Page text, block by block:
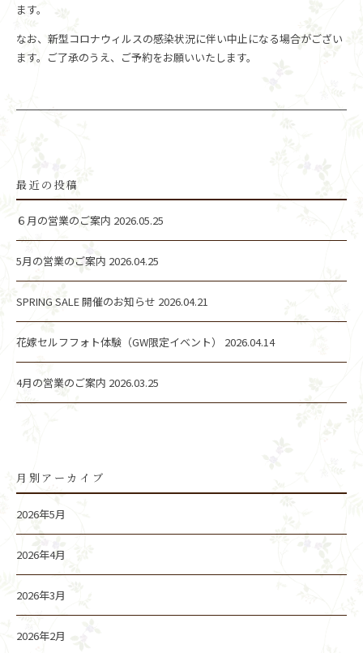
ます。
なお、新型コロナウィルスの感染状況に伴い中止になる場合がござい
ます。ご了承のうえ、ご予約をお願いいたします。
最近の投稿
６月の営業のご案内 2026.05.25
5月の営業のご案内 2026.04.25
SPRING SALE 開催のお知らせ 2026.04.21
花嫁セルフフォト体験（GW限定イベント） 2026.04.14
4月の営業のご案内 2026.03.25
月別アーカイブ
2026年5月
2026年4月
2026年3月
2026年2月